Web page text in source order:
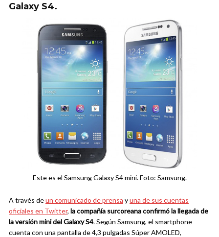
Galaxy S4.
Este es el Samsung Galaxy S4 mini. Foto: Samsung.
A través deun comunicado de prensa yuna de sus cuentas
oficiales en Twitter, la compañía surcoreana confirmó la llegada de
la versión mini del Galaxy S4. Según Samsung, el smartphone
cuenta con una pantalla de 4,3 pulgadas Súper AMOLED,